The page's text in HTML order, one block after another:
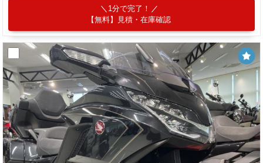
1分で完了！
【無料】見積・在庫確認